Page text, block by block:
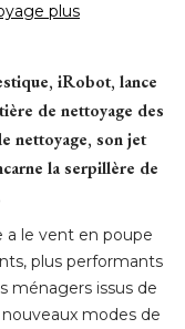
plus
iRobot, lance
de nettoyage des
nettoyage, son jet
la serpillère de
a le vent en poupe
plus performants
ménagers issus de
modes de